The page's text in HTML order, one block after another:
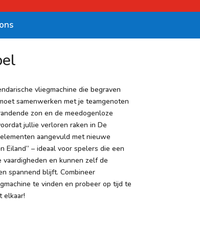
vliegmachine die begraven
samenwerken met je teamgenoten
zon en de meedogenloze
jullie verloren raken in De
aangevuld met nieuwe
Eiland” – ideaal voor spelers die een
en kunnen zelf de
spannend blijft. Combineer
te vinden en probeer op tijd te
elkaar!